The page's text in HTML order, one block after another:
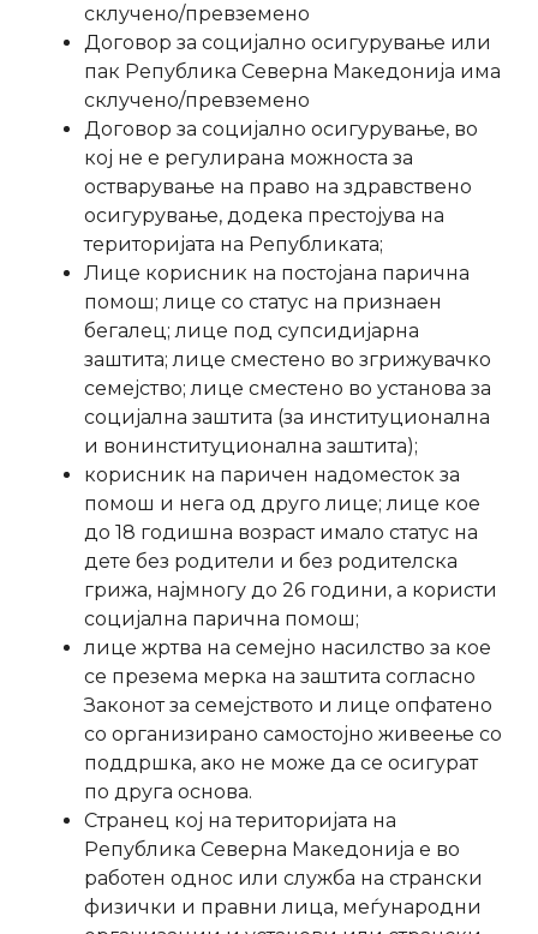
склучено/превземено
Договор за социјално осигурување или
пак Република Северна Македонија има
склучено/превземено
Договор за социјално осигурување, во
кој не е регулирана можноста за
остварување на право на здравствено
осигурување, додека престојува на
територијата на Републиката;
Лице корисник на постојана парична
помош; лице со статус на признаен
бегалец; лице под супсидијарна
заштита; лице сместено во згрижувачко
семејство; лице сместено во установа за
социјална заштита (за институционална
и вонинституционална заштита);
корисник на паричен надоместок за
помош и нега од друго лице; лице кое
до 18 годишна возраст имало статус на
дете без родители и без родителска
грижа, најмногу до 26 години, а користи
социјална парична помош;
лице жртва на семејно насилство за кое
се презема мерка на заштита согласно
Законот за семејството и лице опфатено
со организирано самостојно живеење со
поддршка, ако не може да се осигурат
по друга основа.
Странец кој на територијата на
Република Северна Македонија е во
работен однос или служба на странски
физички и правни лица, меѓународни